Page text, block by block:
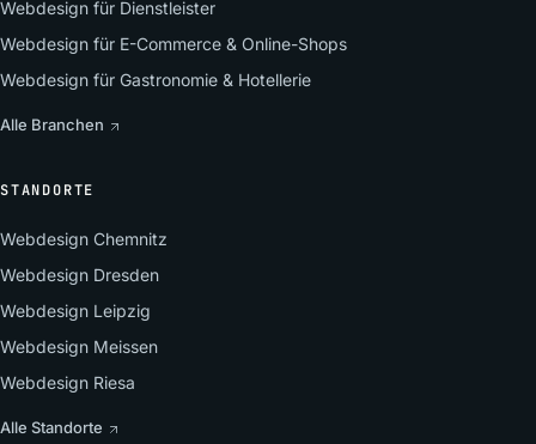
Webdesign für Dienstleister
Webdesign für E-Commerce & Online-Shops
Webdesign für Gastronomie & Hotellerie
Alle Branchen
STANDORTE
Webdesign Chemnitz
Webdesign Dresden
Webdesign Leipzig
Webdesign Meissen
Webdesign Riesa
Alle Standorte